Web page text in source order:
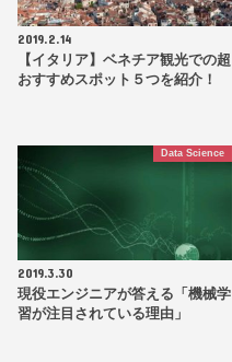
2019.2.14
【イタリア】ベネチア観光での超
おすすめスポット５つを紹介！
Data Science
2019.3.30
現役エンジニアが答える「機械学
習が注目されている理由」